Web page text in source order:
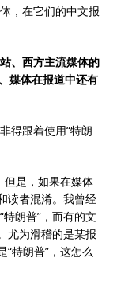
，在它们的中文报
、西方主流媒体的
媒体在报道中还有
得跟着使用“特朗
但是，如果在媒体
读者混淆。我曾经
朗普”，而有的文
尤为滑稽的是某报
“特朗普”，这怎么